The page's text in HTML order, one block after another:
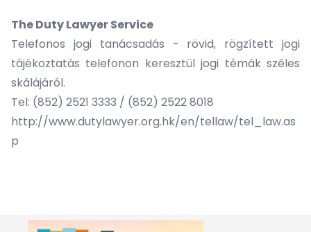
The Duty Lawyer Service
Telefonos jogi tanácsadás - rövid, rögzített jogi
tájékoztatás telefonon keresztül jogi témák széles
skálájáról.
Tel: (852) 2521 3333 / (852) 2522 8018
http://www.dutylawyer.org.hk/en/tellaw/tel_law.as
p